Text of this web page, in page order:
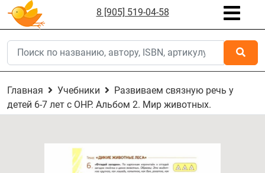
8 [905] 519-04-58
Главная Учебники
Развиваем связную речь у
детей 6-7 лет с ОНР. Альбом 2. Мир животных.